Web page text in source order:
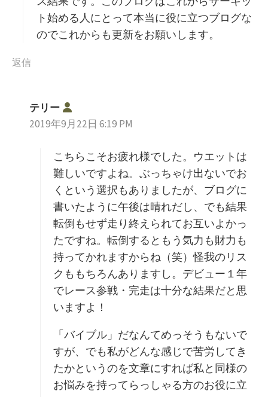
ト始める人にとって本当に役に立つブログな
のでこれからも更新をお願いします。
返信
テリー
り
2019年9月22日 6:19 PM
こちらこそお疲れ様でした。ウエットは
難しいですよね。ぶっちゃけ出ないでお
くという選択もありましたが、ブログに
書いたように午後は晴れだし、でも結果
転倒もせず走り終えられてお互いよかっ
たですね。転倒するともう気力も財力も
持ってかれますからね（笑）怪我のリス
クももちろんありますし。デビュー１年
でレース参戦・完走は十分な結果だと思
いますよ！
「バイブル」だなんてめっそうもないで
すが、でも私がどんな感じで苦労してき
たかというのを文章にすれば私と同様の
お悩みを持ってらっしゃる方のお役に立